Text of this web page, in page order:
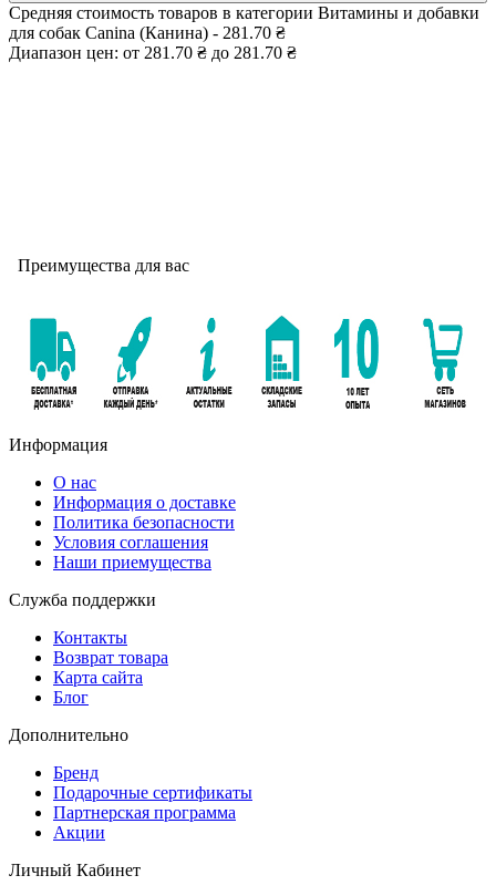
Средняя стоимость товаров в категории Витамины и добавки
для собак Canina (Канина) - 281.70 ₴
Диапазон цен: от 281.70 ₴ до 281.70 ₴
Преимущества для вас
Информация
О нас
Информация о доставке
Политика безопасности
Условия соглашения
Наши приемущества
Служба поддержки
Контакты
Возврат товара
Карта сайта
Блог
Дополнительно
Бренд
Подарочные сертификаты
Партнерская программа
Акции
Личный Кабинет